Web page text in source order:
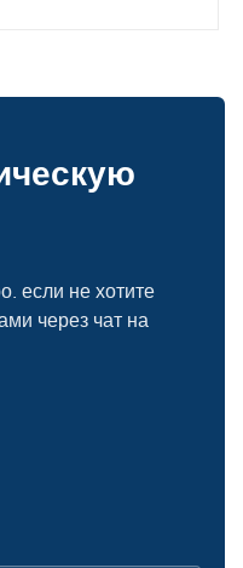
если не хотите
через чат на